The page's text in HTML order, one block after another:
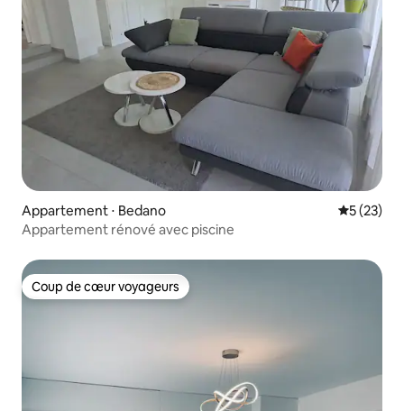
Appartement ⋅ Bedano
5 (23)
Appartement rénové avec piscine
Coup de cœur voyageurs
Coup de cœur voyageurs